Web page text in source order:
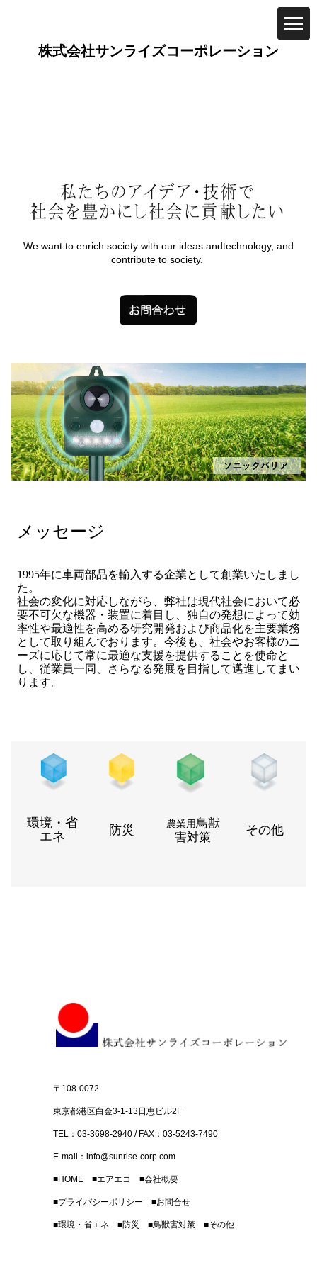
We want to enrich society with our ideas andtechnology, and
contribute to society.
メッセージ
1995年に車両部品を輸入する企業として創業いたしまし
た。
社会の変化に対応しながら、弊社は現代社会において必
要不可欠な機器・装置に着目し、独自の発想によって効
率性や最適性を高める研究開発および商品化を主要業務
として取り組んでおります。今後も、社会やお客様のニ
ーズに応じて常に最適な支援を提供することを使命と
し、従業員一同、さらなる発展を目指して邁進してまい
ります。
環境・省
エネ
防災 農業用鳥獣
害対策
その他
〒108-0072
東京都港区白金3-1-13日恵ビル2F
TEL：03-3698-2940 / FAX：03-5243-7490
E-mail： info@sunrise-corp.com
■HOME ■エアエコ ■会社概要
■プライバシーポリシー ■お問合せ
■環境・省エネ ■防災 ■鳥獣害対策 ■その他